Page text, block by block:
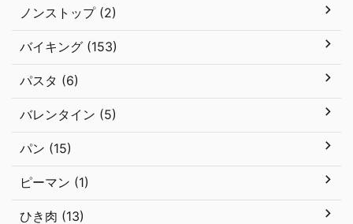
ノンストップ (2)
バイキング (153)
パスタ (6)
バレンタイン (5)
パン (15)
ピーマン (1)
ひき肉 (13)